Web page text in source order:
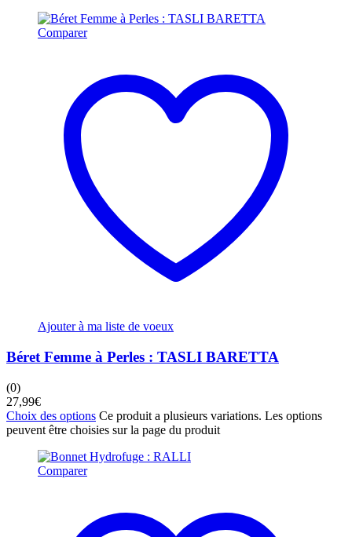
Comparer
Ajouter à ma liste de voeux
Béret Femme à Perles : TASLI BARETTA
(0)
27,99€
Choix des options Ce produit a plusieurs variations. Les options
peuvent être choisies sur la page du produit
Comparer